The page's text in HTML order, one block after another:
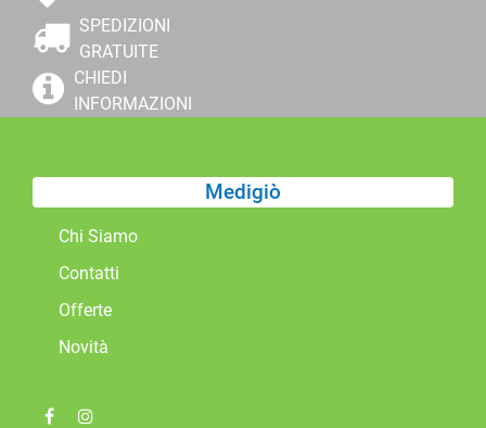
SPEDIZIONI
GRATUITE
CHIEDI
INFORMAZIONI
Medigiò
Chi Siamo
Contatti
Offerte
Novità